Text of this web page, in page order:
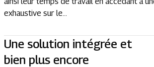
exhaustive sur le...
Une solution intégrée et
bien plus encore